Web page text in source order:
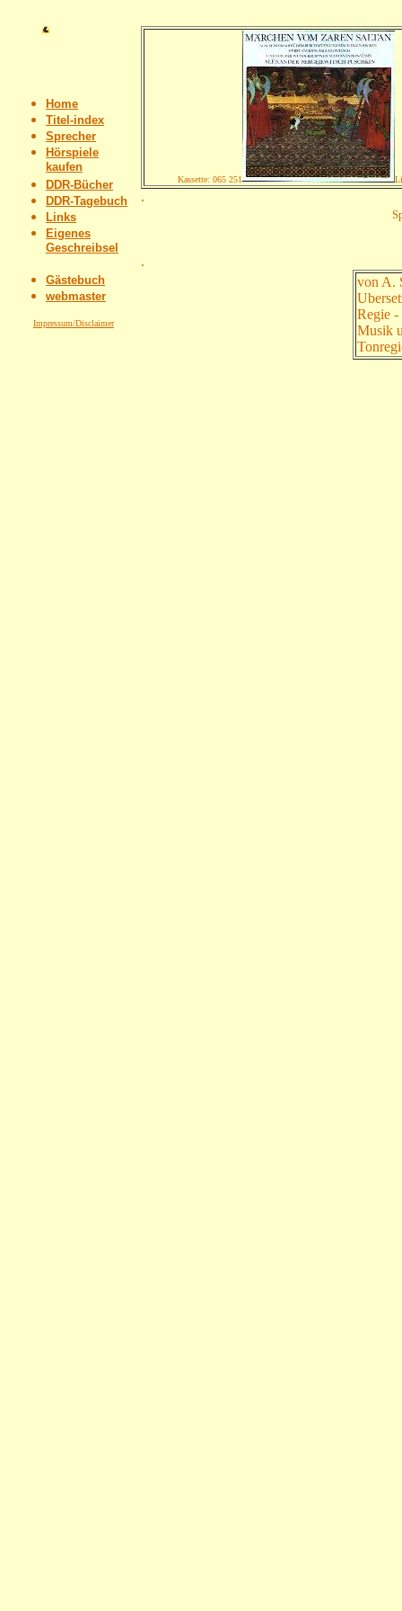
Home
Titel-index
Sprecher
Hörspiele
kaufen
DDR-Bücher
DDR-Tagebuch
Links
Eigenes
Geschreibsel
Gästebuch
webmaster
Impressum/Disclaimer
Kassette: 065 251
.
.
von A.
Regie -
Musik